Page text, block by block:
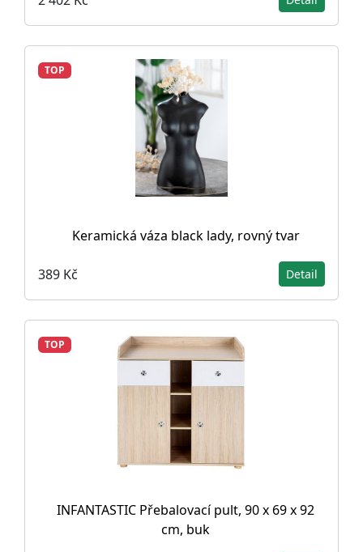
TOP
Keramická váza black lady, rovný tvar
389 Kč Detail
TOP
INFANTASTIC Přebalovací pult, 90 x 69 x 92
cm, buk